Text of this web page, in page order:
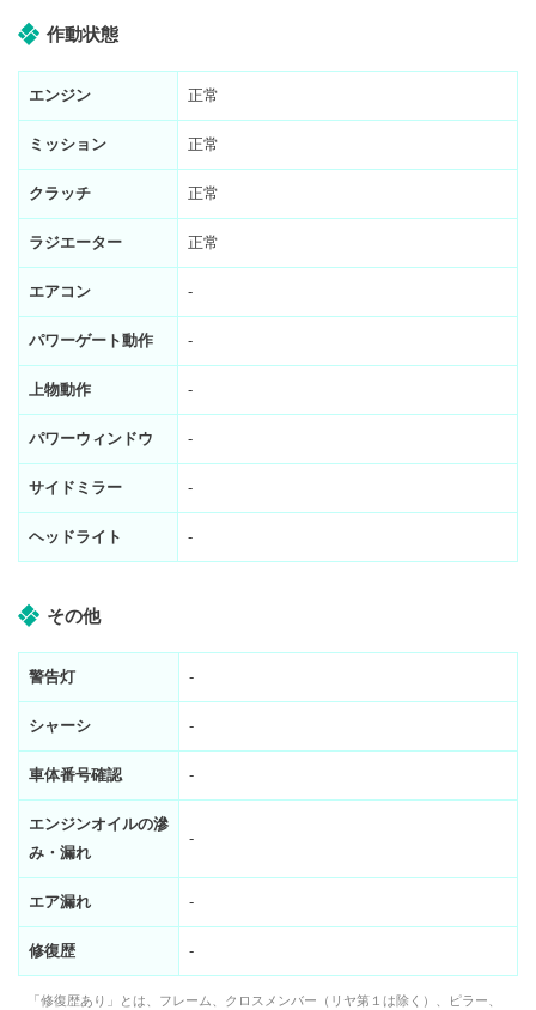
作動状態
エンジン 正常
ミッション 正常
クラッチ 正常
ラジエーター 正常
エアコン -
パワーゲート動作 -
上物動作 -
パワーウィンドウ -
サイドミラー -
ヘッドライト -
その他
警告灯 -
シャーシ -
車体番号確認 -
エンジンオイルの滲
み・漏れ
-
エア漏れ -
修復歴 -
「修復歴あり」とは、フレーム、クロスメンバー（リヤ第１は除く）、ピラー、